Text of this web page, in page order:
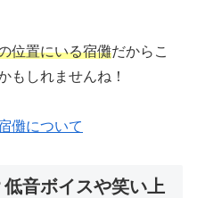
位置にいる宿儺だからこ
もしれませんね！
儺について
音ボイスや笑い上